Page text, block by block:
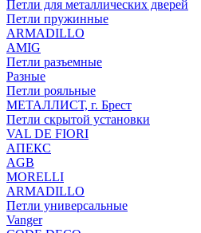
Петли для металлических дверей
Петли пружинные
ARMADILLO
AMIG
Петли разъемные
Разные
Петли рояльные
МЕТАЛЛИСТ, г. Брест
Петли скрытой установки
VAL DE FIORI
АПЕКС
AGB
MORELLI
ARMADILLO
Петли универсальные
Vanger